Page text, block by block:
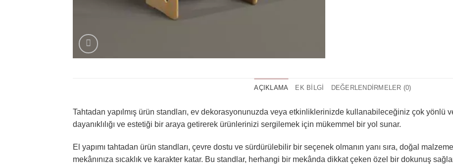
AÇIKLAMA EK BILGI DEĞERLENDIRMELER (0)
Tahtadan yapılmış ürün standları, ev dekorasyonunuzda veya etkinliklerinizde kullanabileceğiniz çok yönlü
dayanıklılığı ve estetiği bir araya getirerek ürünlerinizi sergilemek için mükemmel bir yol sunar.
El yapımı tahtadan ürün standları, çevre dostu ve sürdürülebilir bir seçenek olmanın yanı sıra, doğal
mekânınıza sıcaklık ve karakter katar. Bu standlar, herhangi bir mekânda dikkat çeken özel bir dokunuş